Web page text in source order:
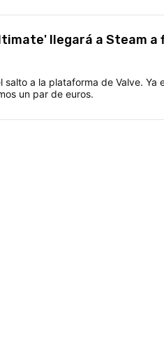
llegará a Steam a
salto a la plataforma de Valve. Ya
un par de euros.